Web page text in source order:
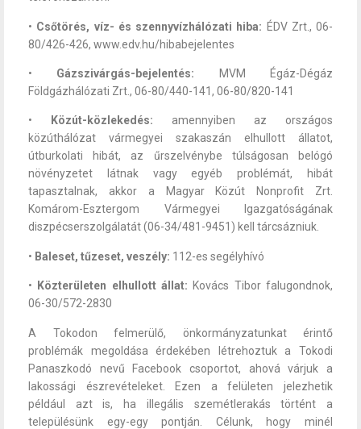
• Csőtörés, víz- és szennyvízhálózati hiba: ÉDV Zrt., 06-
80/426-426, www.edv.hu/hibabejelentes
• Gázszivárgás-bejelentés: MVM Égáz-Dégáz
Földgázhálózati Zrt., 06-80/440-141, 06-80/820-141
• Közút-közlekedés: amennyiben az országos
közúthálózat vármegyei szakaszán elhullott állatot,
útburkolati hibát, az űrszelvénybe túlságosan belógó
növényzetet látnak vagy egyéb problémát, hibát
tapasztalnak, akkor a Magyar Közút Nonprofit Zrt.
Komárom-Esztergom Vármegyei Igazgatóságának
diszpécserszolgálatát (06-34/481-9451) kell tárcsázniuk.
• Baleset, tűzeset, veszély: 112-es segélyhívó
• Közterületen elhullott állat: Kovács Tibor falugondnok,
06-30/572-2830
A Tokodon felmerülő, önkormányzatunkat érintő
problémák megoldása érdekében létrehoztuk a Tokodi
Panaszkodó nevű Facebook csoportot, ahová várjuk a
lakossági észrevételeket. Ezen a felületen jelezhetik
például azt is, ha illegális szemétlerakás történt a
településünk egy-egy pontján. Célunk, hogy minél